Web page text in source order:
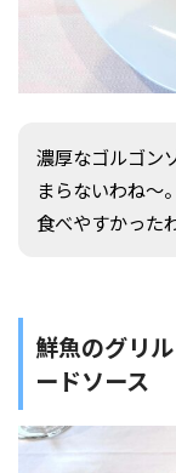
濃厚なゴルゴン
まらないわね〜
食べやすかった
鮮魚のグリ
ードソース